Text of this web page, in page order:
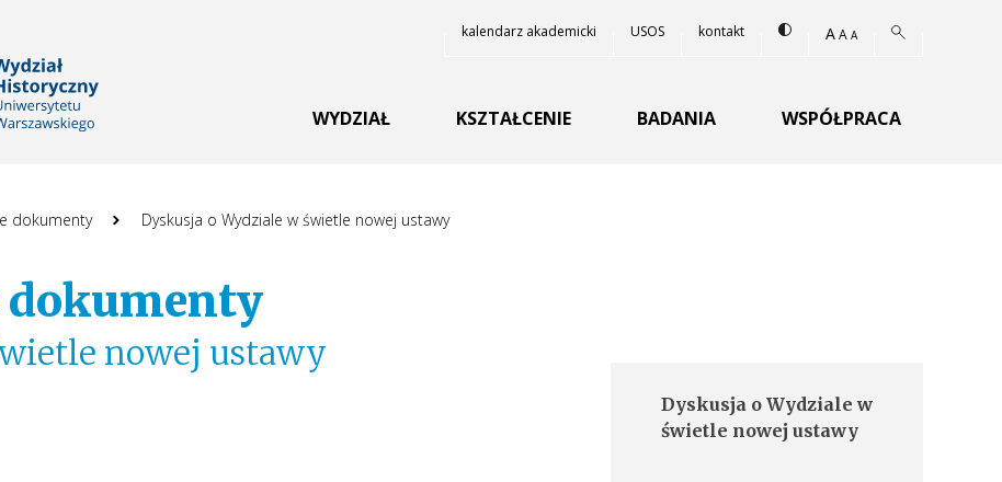
UNIWERSYTETU WARSZAWSKIEGO
kalendarz akademicki USOS kontakt Zmień kontrast strony
APowiększ rozmiar
APrzywróć domyślny
AZmniejsz rozmiar czcionki
Szukaj:
Szukaj
WYDZIAŁ KSZTAŁCENIE BADANIA WSPÓŁPRACA
dokumenty Dyskusja o Wydziale w świetle nowej ustawy
nowej ustawy
Inne podstrony
Dyskusja o Wydziale w
świetle nowej ustawy